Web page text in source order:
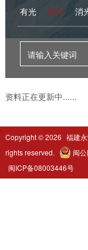
有光 半光 消
资料正在更新中......
Copyright ©2026 福建
rights reserved.
闽
闽ICP备08003446号